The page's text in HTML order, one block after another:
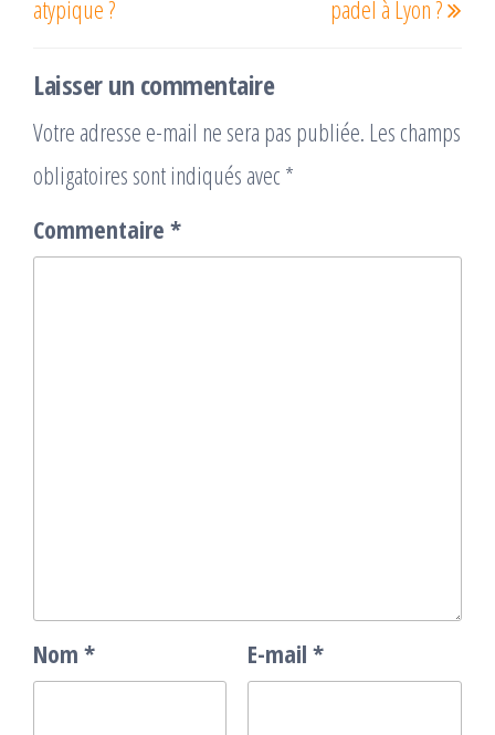
atypique ? padel à Lyon ?
Laisser un commentaire
Votre adresse e-mail ne sera pas publiée. Les champs
obligatoires sont indiqués avec *
Commentaire *
Nom * E-mail *